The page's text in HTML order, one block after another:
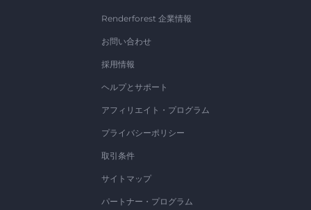
Renderforest 企業情報
お問い合わせ
採用情報
ヘルプとサポート
アフィリエイト・プログラム
プライバシーポリシー
取引条件
サイトマップ
パートナー・プログラム